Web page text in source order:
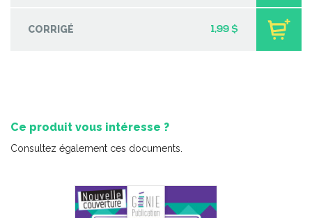
Coup de coeur | Jeu d’évasion – Mystère dans le local du
concierge
CORRIGÉ 1,99 $
Ce produit vous intéresse ?
Consultez également ces documents.